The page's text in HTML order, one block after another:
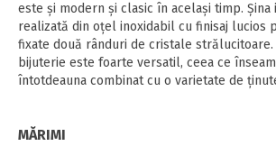
este și modern și clasic în același timp.
realizată din oțel inoxidabil cu finisaj lucios
fixate două rânduri de cristale
bijuterie este foarte versatil, ceea ce
întotdeauna combinat cu o varietate de
MĂRIMI